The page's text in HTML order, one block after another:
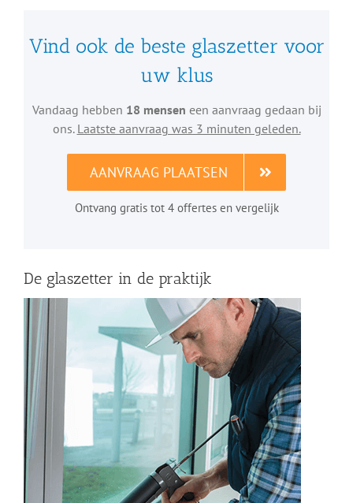
Vind ook de beste glaszetter voor
uw klus
Vandaag hebben 18 mensen een aanvraag gedaan bij
ons. Laatste aanvraag was 3 minuten geleden.
AANVRAAG PLAATSEN
Ontvang gratis tot 4 offertes en vergelijk
De glaszetter in de praktijk